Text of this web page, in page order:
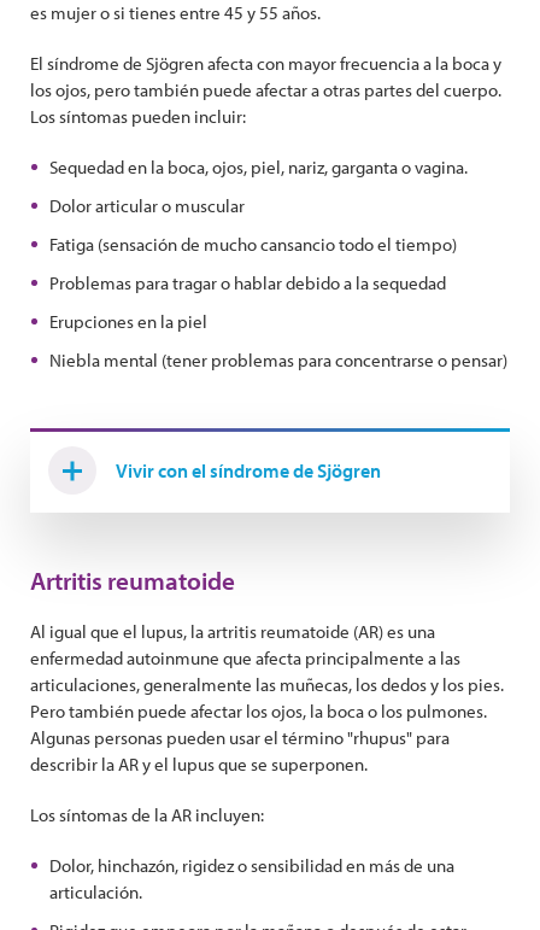
es mujer o si tienes entre 45 y 55 años.
El síndrome de Sjögren afecta con mayor frecuencia a la boca y
los ojos, pero también puede afectar a otras partes del cuerpo.
Los síntomas pueden incluir:
Sequedad en la boca, ojos, piel, nariz, garganta o vagina.
Dolor articular o muscular
Fatiga (sensación de mucho cansancio todo el tiempo)
Problemas para tragar o hablar debido a la sequedad
Erupciones en la piel
Niebla mental (tener problemas para concentrarse o pensar)
Vivir con el síndrome de Sjögren
Artritis reumatoide
Al igual que el lupus, la artritis reumatoide (AR) es una
enfermedad autoinmune que afecta principalmente a las
articulaciones, generalmente las muñecas, los dedos y los pies.
Pero también puede afectar los ojos, la boca o los pulmones.
Algunas personas pueden usar el término "rhupus" para
describir la AR y el lupus que se superponen.
Los síntomas de la AR incluyen:
Dolor, hinchazón, rigidez o sensibilidad en más de una
articulación.